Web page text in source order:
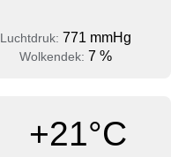
Luchtdruk: 771 mmHg
Wolkendek: 7 %
+21°C